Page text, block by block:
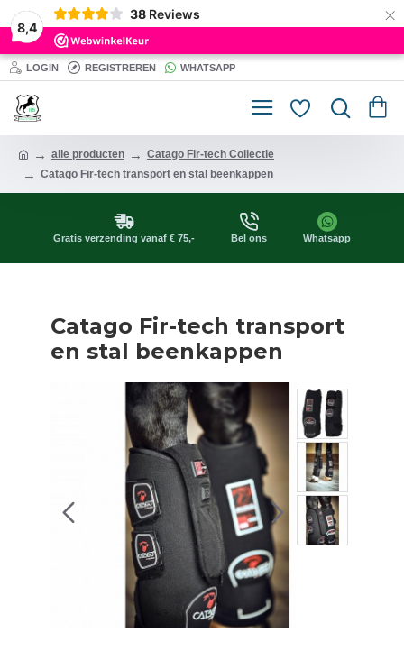
8,4
38 Reviews ×
LOGIN REGISTREREN WHATSAPP
alle producten
Catago Fir-tech Collectie
Catago Fir-tech transport en stal beenkappen
Gratis verzending vanaf € 75,- Bel ons Whatsapp
Catago Fir-tech transport
en stal beenkappen